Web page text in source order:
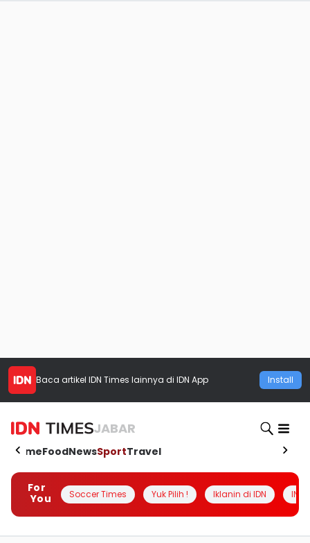
Baca artikel IDN Times lainnya di IDN App Install
JABAR
HomeFoodNewsSportTravel
For
You
Soccer Times Yuk Pilih ! Iklanin di IDN